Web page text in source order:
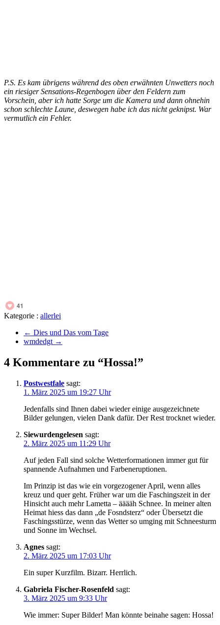
P.S. Es kam übrigens während des oben erwähnten Unwetters noch
ein riesiger Sensations-Regenbogen über den Feldern zum
Vorschein, aber ich hatte Sorge um die Kamera und dann ohnehin
schon schlechte Laune, deswegen habe ich das nicht geknipst. War
vermutlich ein Fehler.
41
Kategorie : allerlei
← Dies und Das vom Tage
wmdedgt →
4 Kommentare zu “Hossa!”
Postwestfale sagt:
1. März 2025 um 19:27 Uhr
Jedenfalls sind Ihnen dabei wieder einige ausgezeichnete
Bilder gelungen, vielen Dank dafür. Der Rest trocknet wieder.
Siewurdengelesen sagt:
2. März 2025 um 11:29 Uhr
Auf jeden Fall sind solche Wetterformationen immer gut für
spannende Aufnahmen und Farbeneruptionen.
Im Prinzip ist das wie ein vorgezogener April, wenn alles
kreuz und quer geht. Früher war um die Faschingszeit in der
Hinsicht auch mehr Lametta – ääääh Schnee. In meiner alten
Heimat hiess das dann „de Fosndsterz“ oder Übersetzt die
Faschingsstürze, wenn das Wetter so umging mit Schneesturm
und Sonne im Wechsel.
Agnes sagt:
2. März 2025 um 17:03 Uhr
Ein super Kurzfilm. Bizarr. Herrlich.
Gabriela Fischer-Rosenfeld sagt:
3. März 2025 um 9:33 Uhr
Wie immer: Super Bilder! Man könnte beinahe sagen: Hossa!